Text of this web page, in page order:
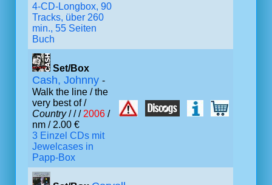
4-CD-Longbox, 90
Tracks, über 260
min., 55 Seiten
Buch
Set/Box
Cash, Johnny -
Walk the line / the
very best of /
Country// / 2006 /
nm / 2.00 €
3 Einzel CDs mit
Jewelcases in
Papp-Box